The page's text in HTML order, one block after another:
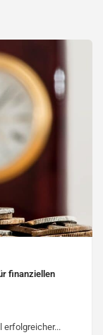
finanziellen